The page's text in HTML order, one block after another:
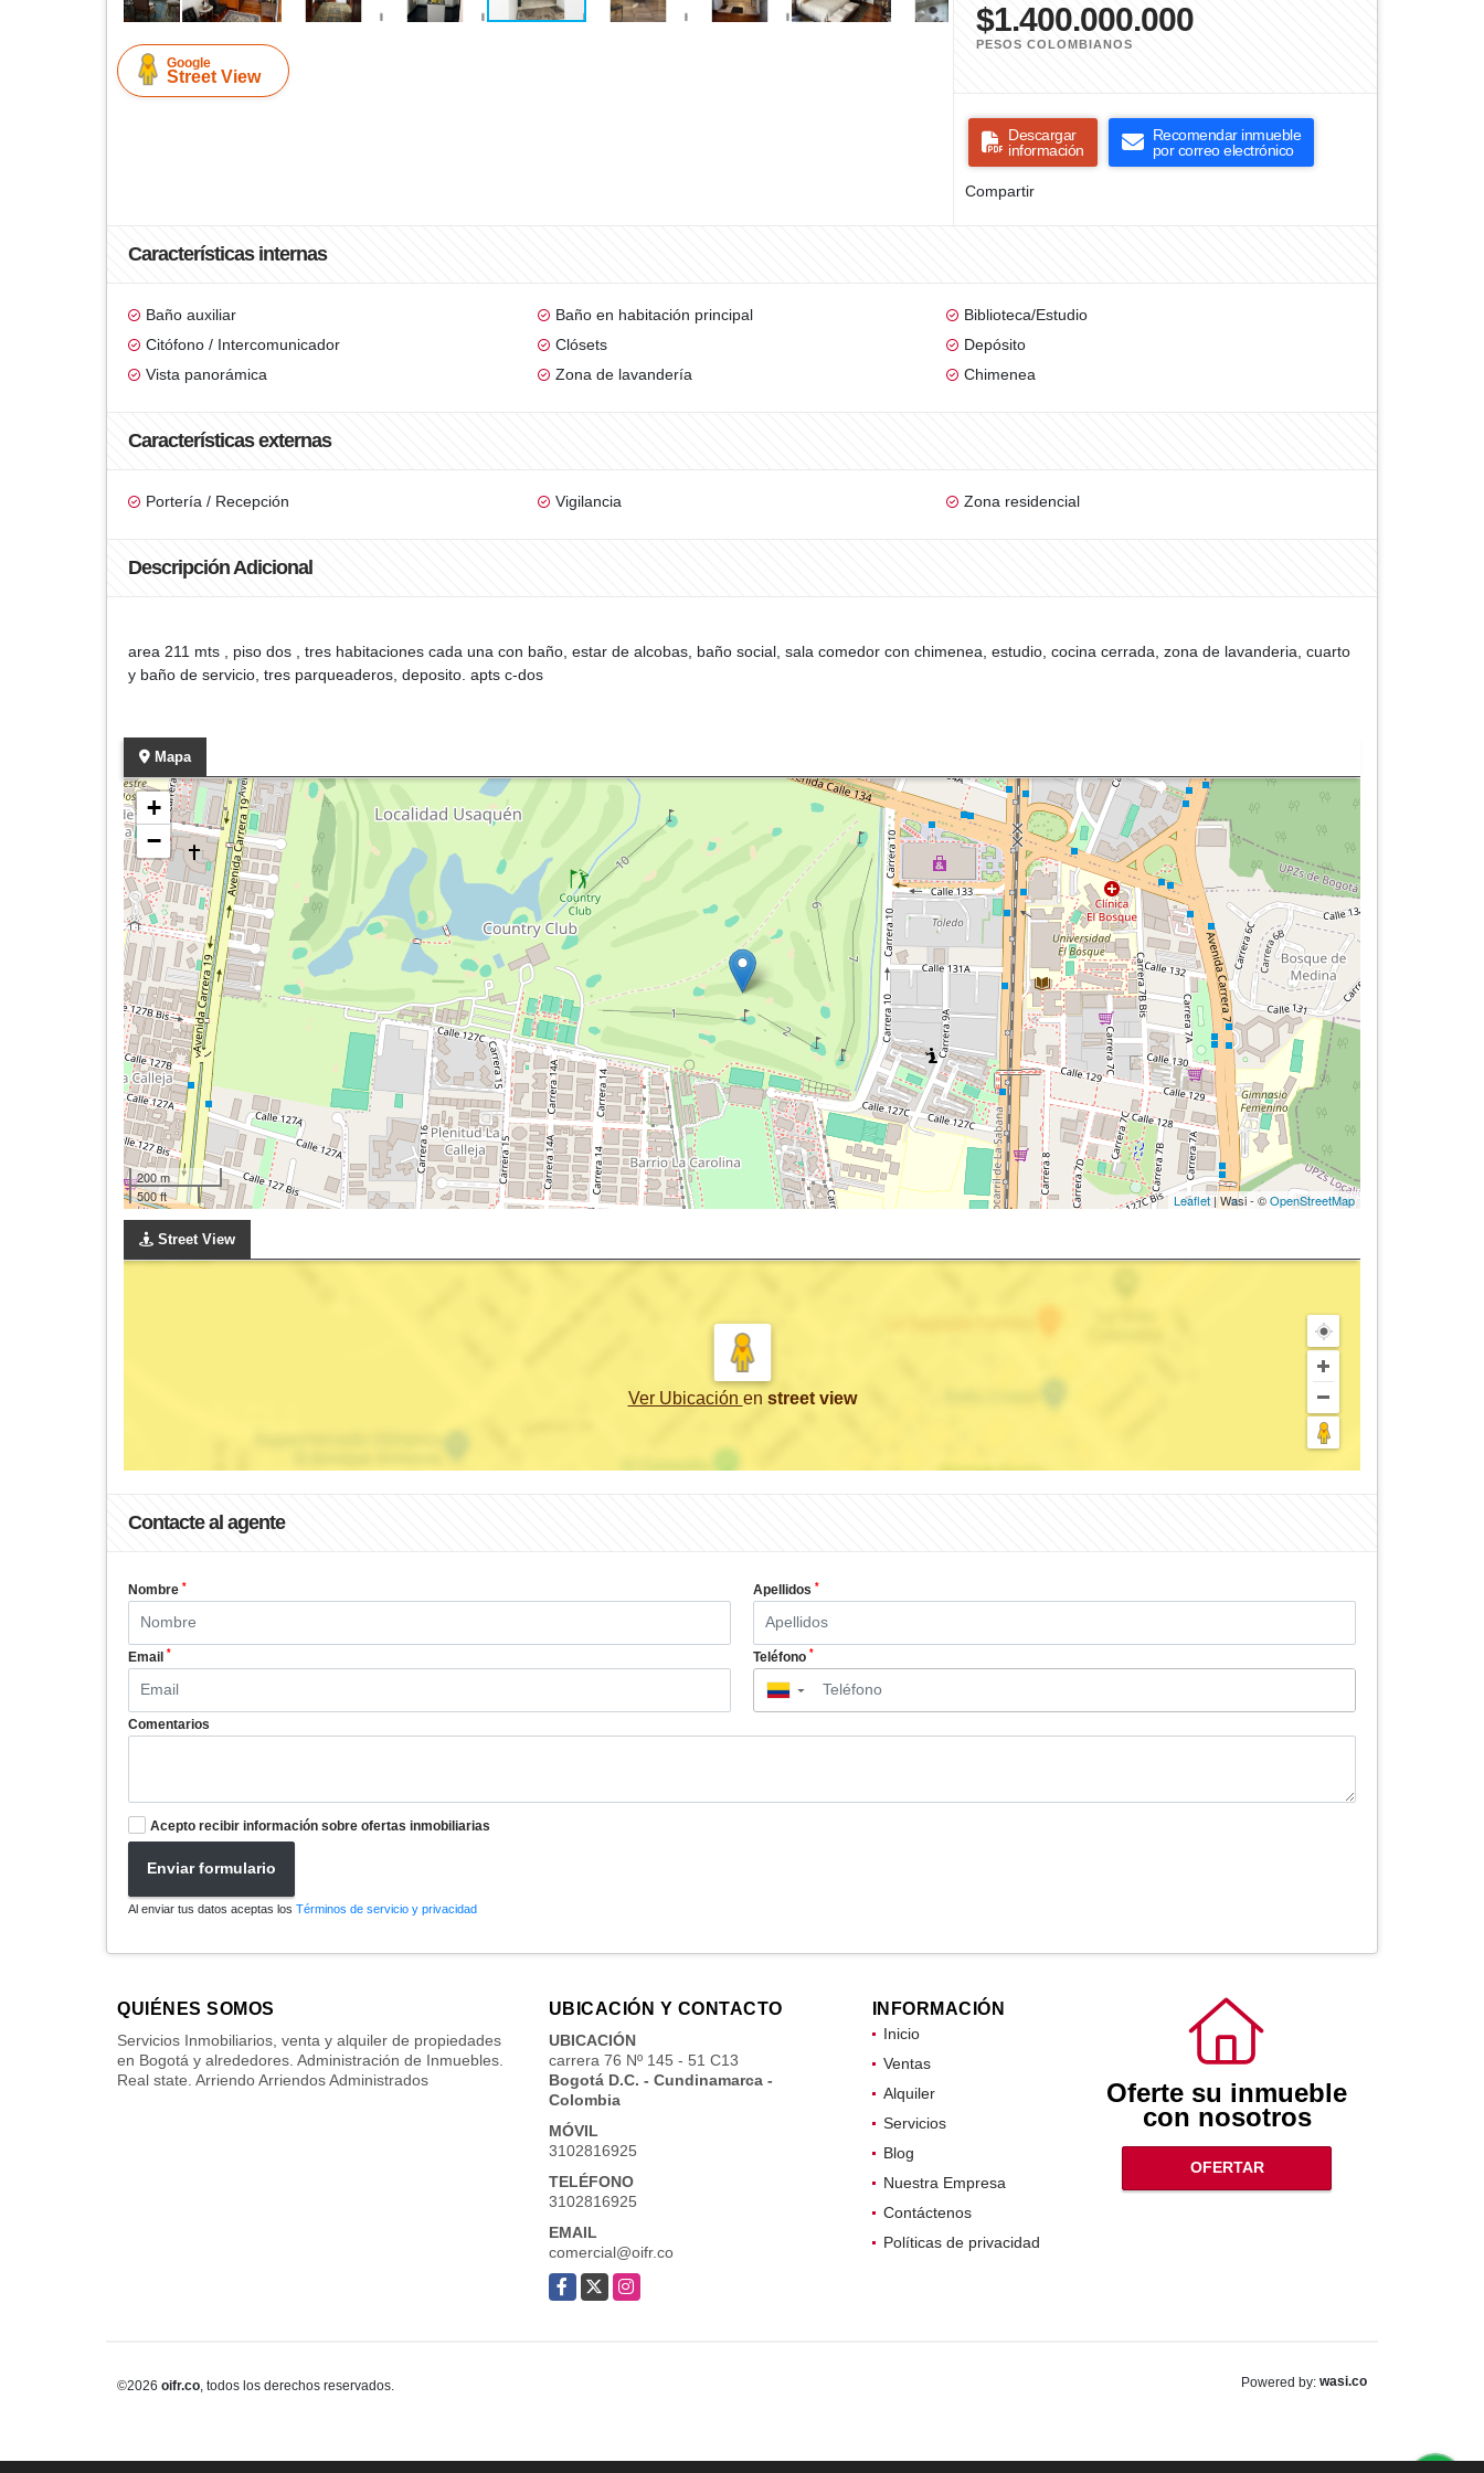
Google
Street View
$1.400.000.000
PESOS COLOMBIANOS
Descargar
información
Recomendar inmueble
por correo electrónico
Compartir
Características internas
Baño auxiliar Baño en habitación principal
Biblioteca/Estudio
Citófono / Intercomunicador
Clósets
Depósito
Vista panorámica
Zona de lavandería Chimenea
Características externas
Portería / Recepción Vigilancia Zona residencial
Descripción Adicional
area 211 mts , piso dos , tres habitaciones cada una con baño, estar de alcobas, baño social, sala comedor con chimenea, estudio, cocina cerrada, zona de lavanderia, cuarto
y baño de servicio, tres parqueaderos, deposito. apts c-dos
Mapa
+
−
200 m
500 ft
Leaflet | Wasi - ©OpenStreetMap
Street View
Ver Ubicación en street view
Contacte al agente
Nombre * Apellidos *
Email * Teléfono *
▼
Comentarios
Acepto recibir información sobre ofertas inmobiliarias
Enviar formulario
Al enviar tus datos aceptas los Términos de servicio y privacidad
QUIÉNES SOMOS
Servicios Inmobiliarios, venta y alquiler de propiedades
en Bogotá y alrededores. Administración de Inmuebles.
Real state. Arriendo Arriendos Administrados
UBICACIÓN Y CONTACTO
UBICACIÓN
carrera 76 Nº 145 - 51 C13
Bogotá D.C. - Cundinamarca -
Colombia
MÓVIL
3102816925
TELÉFONO
3102816925
EMAIL
comercial@oifr.co
Facebook
X Instagram
INFORMACIÓN
Inicio
Ventas
Alquiler
Servicios
Blog
Nuestra Empresa
Contáctenos
Políticas de privacidad
Oferte su inmueble
con nosotros
OFERTAR
©2026 oifr.co, todos los derechos reservados. Powered by: wasi.co